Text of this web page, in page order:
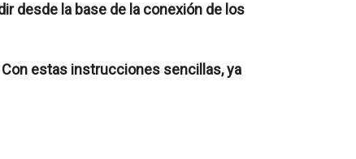
desde la base de la conexión de los
Con estas instrucciones sencillas, ya